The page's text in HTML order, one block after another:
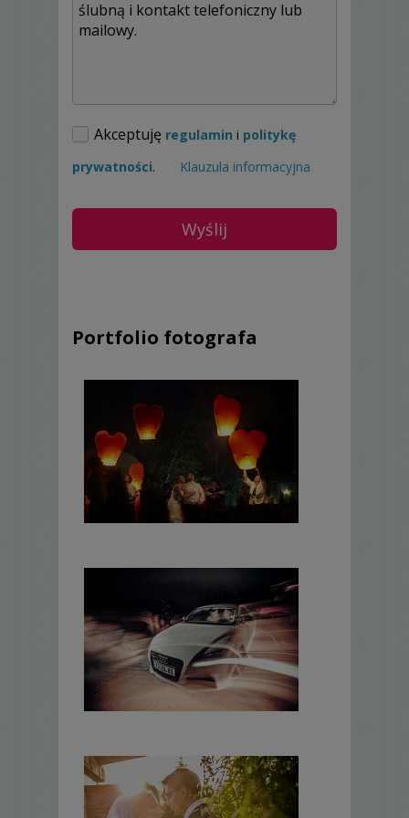
Akceptuję regulamin i politykę
prywatności. Klauzula informacyjna
Portfolio fotografa